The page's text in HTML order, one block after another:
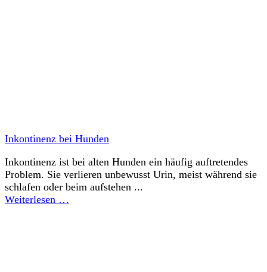
Inkontinenz bei Hunden
Inkontinenz ist bei alten Hunden ein häufig auftretendes
Problem. Sie verlieren unbewusst Urin, meist während sie
schlafen oder beim aufstehen ...
Weiterlesen …